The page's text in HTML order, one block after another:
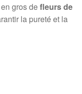
gros defleurs de
la pureté et la